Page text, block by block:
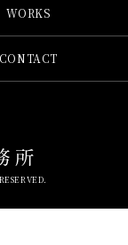
WORKS
CONTACT